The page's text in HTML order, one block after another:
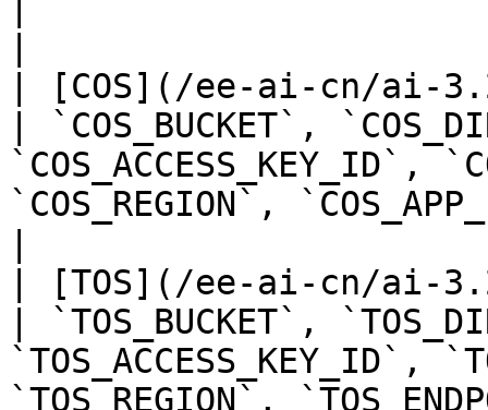
| [COS](/ee-ai-cn/ai-
| `COS_BUCKET`,
`COS_ACCESS_KEY_ID`,
`COS_REGION`,
| [TOS](/ee-ai-cn/ai-
| `TOS_BUCKET`,
`TOS_ACCESS_KEY_ID`,
`TOS_REGION`,